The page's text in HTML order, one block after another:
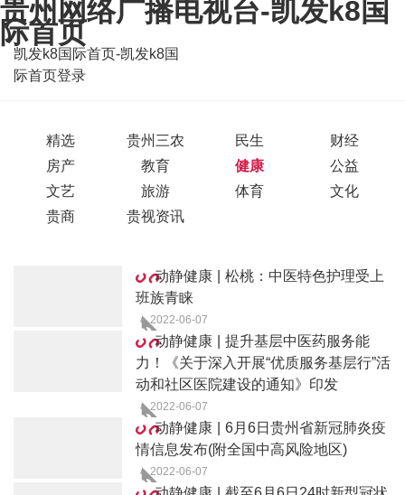
贵州网络广播电视台-凯发k8国
际首页
凯发k8国际首页-凯发k8国
际首页登录
精选 贵州三农 民生
财经
房产
教育 健康
公益
文艺
旅游 体育
文化
贵商
贵视资讯
动静健康 | 松桃：中医特色护理受上
班族青睐
2022-06-07
动静健康 | 提升基层中医药服务能
力！《关于深入开展“优质服务基层行”活
动和社区医院建设的通知》印发
2022-06-07
动静健康 | 6月6日贵州省新冠肺炎疫
情信息发布(附全国中高风险地区)
2022-06-07